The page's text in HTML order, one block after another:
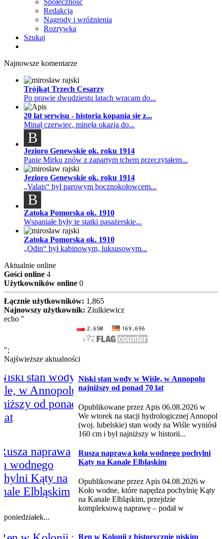
Społeczność
Redakcja
Nagrody i wróżnienia
Rozrywka
Szukaj
Najnowsze komentarze
Trójkąt Trzech Cesarzy
Po prawie dwudziestu latach wracam do...
20 lat serwisu - historia kopania się z...
Minął czerwiec, minęła okazja do...
B
Jezioro Genewskie ok. roku 1914
Panie Mirku znów z zapartym tchem przeczytałem...
Jezioro Genewskie ok. roku 1914
„Valais“ był parowym bocznokołowcem...
B
Zatoka Pomorska ok. 1910
Wspaniałe były te statki pasażerskie...
Zatoka Pomorska ok. 1910
„Odin“ był kabinowym, luksusowym...
Aktualnie online
Gości online 4
Użytkowników online 0
Łącznie użytkowników: 1,865
Najnowszy użytkownik: Ziulkiewicz
echo "
";
Najświeższe aktualności
Niski stan wody w Wiśle, w Annopolu
najniższy od ponad 70 lat
Opublikowane przez Apis 06.08.2026 w
We wtorek na stacji hydrologicznej Annopol
(woj. lubelskie) stan wody na Wiśle wyniósł
160 cm i był najniższy w historii...
Rusza naprawa koła wodnego pochylni
Kąty na Kanale Elbląskim
Opublikowane przez Apis 04.08.2026 w
Koło wodne, które napędza pochylnię Kąty
na Kanale Elbląskim, przejdzie
kompleksową naprawę – podał w
poniedziałek...
Ren w Kolonii z historycznie niskim